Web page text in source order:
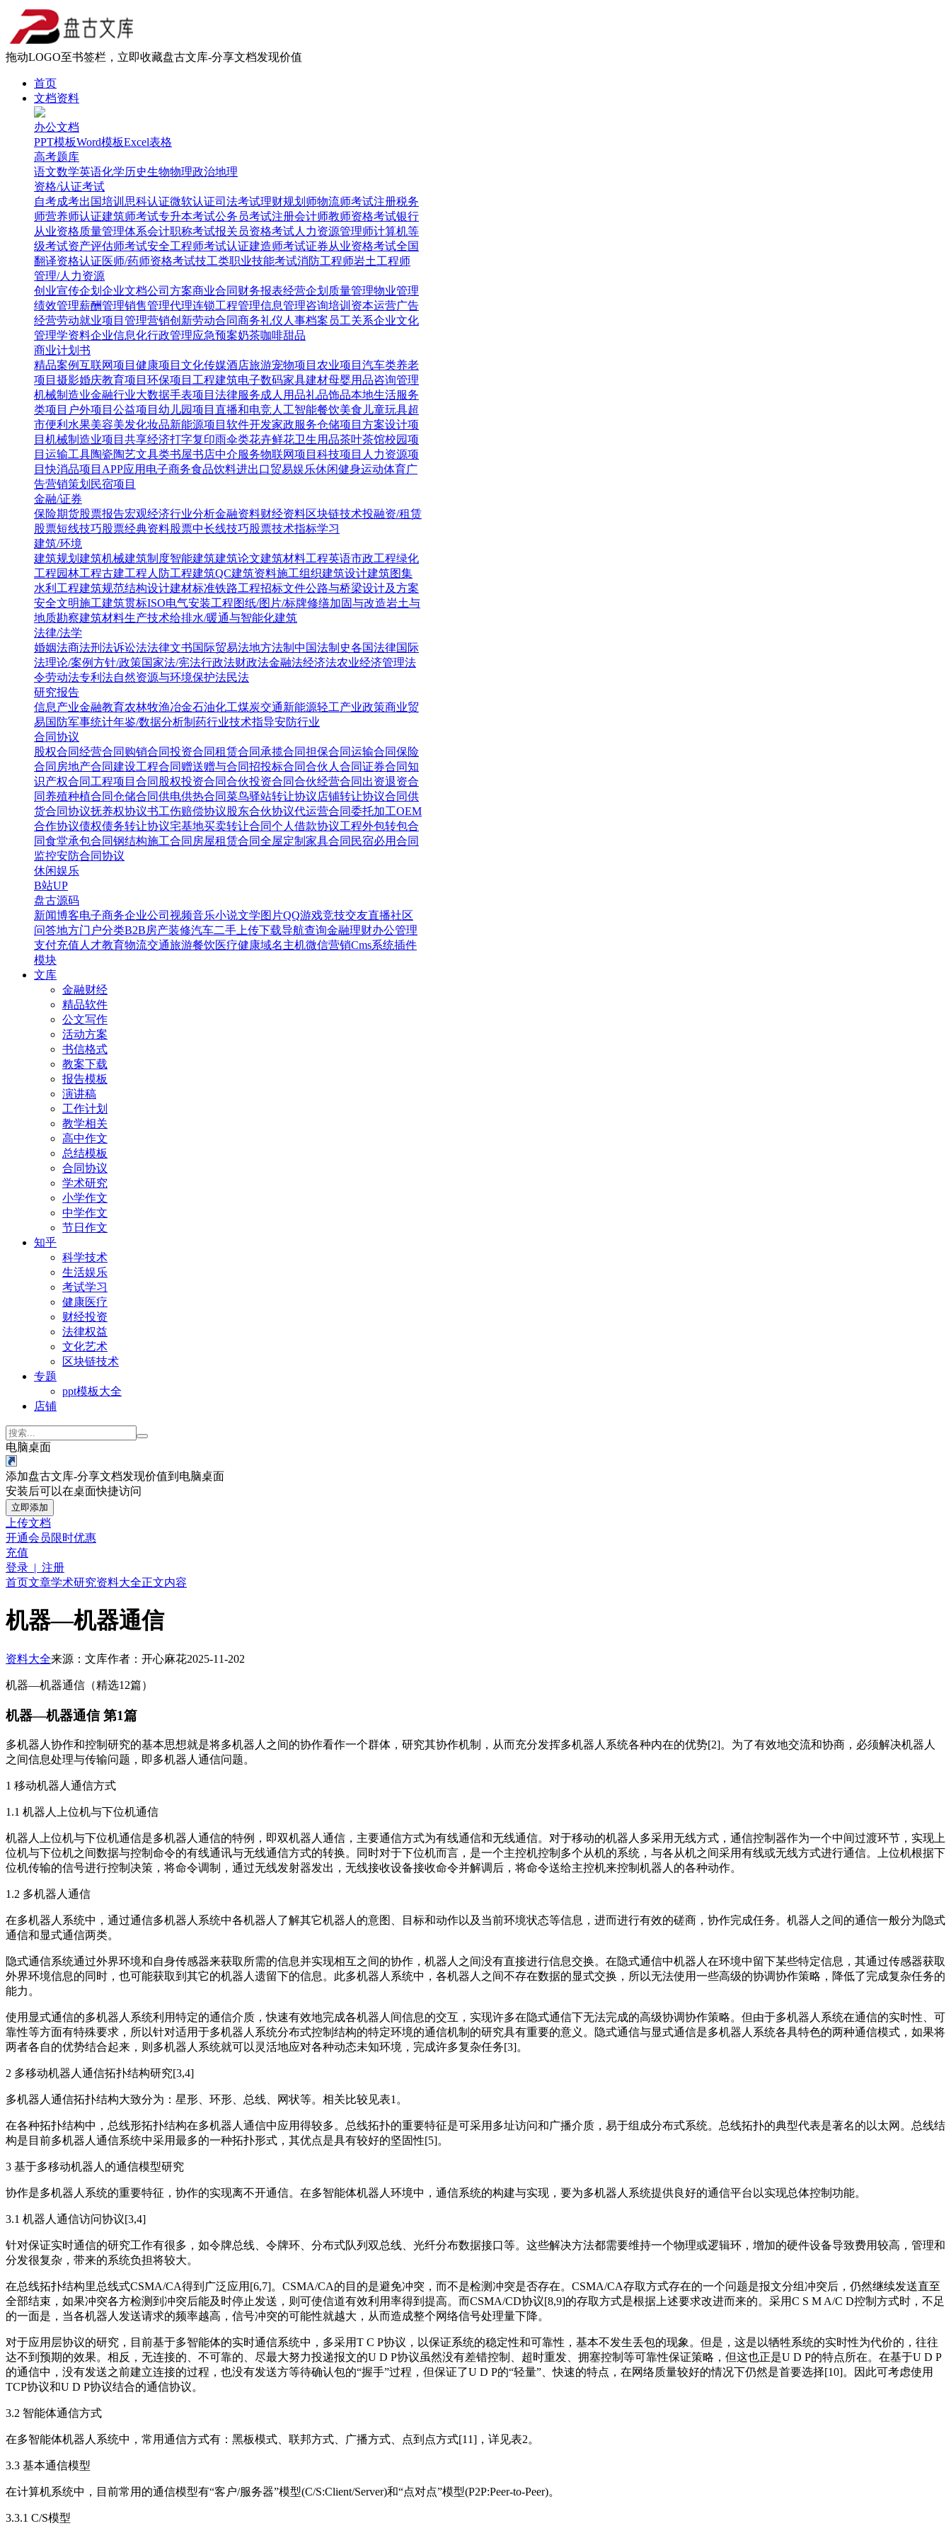
拖动LOGO至书签栏，立即收藏盘古文库-分享文档发现价值
首页
文档资料
办公文档
PPT模板Word模板Excel表格
高考题库
语文数学英语化学历史生物物理政治地理
资格/认证考试
自考成考出国培训 思科认证微软认证司法考试理财规划师物流师考试注册税务
师营养师认证建筑师考试专升本考试公务员考试注册会计师教师资格考试银行
从业资格质量管理体系会计职称考试报关员资格考试人力资源管理师计算机等
级考试资产评估师考试安全工程师考试认证建造师考试证券从业资格考试全国
翻译资格认证医师/药师资格考试技工类职业技能考试消防工程师岩土工程师
管理/人力资源
创业宣传企划 企业文档公司方案商业合同 财务报表经营企划 质量管理物业管理
绩效管理薪酬管理销售管理代理连锁工程管理信息管理咨询培训 资本运营广告
经营劳动就业项目管理营销创新劳动合同商务礼仪 人事档案 员工关系企业文化
管理学资料企业信息化行政管理应急预案奶茶咖啡甜品
商业计划书
精品案例互联网项目 健康项目 文化传媒酒店旅游宠物项目 农业项目 汽车类养老
项目 摄影婚庆教育项目 环保项目 工程建筑电子数码家具建材母婴用品咨询管理
机械制造业金融行业大数据手表项目 法律服务成人用品礼品饰品本地生活服务
类项目 户外项目 公益项目 幼儿园项目 直播和电竞人工智能餐饮美食 儿童玩具超
市便利水果美容美发化妆品新能源项目 软件开发家政服务仓储项目 方案设计项
目 机械制造业项目 共享经济打字复印雨伞类花卉鲜花卫生用品茶叶茶馆校园项
目 运输工具陶瓷陶艺文具类书屋书店中介服务物联网项目 科技项目 人力资源项
目快消品项目 APP应用 电子商务食品饮料进出口贸易娱乐休闲健身运动体育广
告营销策划 民宿项目
金融/证券
保险期货股票报告宏观经济行业分析金融资料财经资料区块链技术投融资/租赁
股票短线技巧股票经典资料股票中长线技巧股票技术指标学习
建筑/环境
建筑规划 建筑机械建筑制度智能建筑建筑论文建筑材料工程英语市政工程绿化
工程园林工程古建工程 人防工程建筑QC建筑资料施工组织建筑设计建筑图集
水利工程建筑规范结构设计建材标准铁路工程招标文件公路与桥梁设计及方案
安全文明施工建筑贯标ISO电气安装工程图纸/图片/标牌修缮加固与改造岩土与
地质勘察建筑材料生产技术给排水/暖通与智能化建筑
法律/法学
婚姻法商法刑法诉讼法法律文书国际贸易法地方法制 中国法制史各国法律国际
法理论/案例方针/政策国家法/宪法行政法财政法金融法经济法农业经济管理法
令劳动法专利法自然资源与环境保护法民法
研究报告
信息产业金融教育农林牧渔冶金石油化工煤炭交通新能源轻工产业政策商业贸
易国防军事统计年鉴/数据分析制药行业技术指导安防行业
合同协议
股权合同经营合同 购销合同投资合同租赁合同 承揽合同担保合同运输合同保险
合同 房地产合同建设工程合同 赠送赠与合同招投标合同合伙人合同证券合同知
识产权合同 工程项目合同 股权投资合同合伙投资合同合伙经营合同 出资退资合
同 养殖种植合同仓储合同供电供热合同菜鸟驿站转让协议店铺转让协议合同供
货合同协议抚养权协议书工伤赔偿协议股东合伙协议代运营合同委托加工OEM
合作协议债权债务转让协议宅基地买卖转让合同个人借款协议工程外包转包合
同食堂承包合同钢结构施工合同 房屋租赁合同全屋定制家具合同 民宿必用合同
监控安防合同协议
休闲娱乐
B站UP
盘古源码
新闻博客电子商务企业公司 视频音乐小说文学图片QQ游戏竞技交友直播社区
问答地方门户分类B2B房产装修汽车二手 上传下载导航查询金融理财办公管理
支付充值 人才教育物流交通旅游餐饮医疗健康域名主机微信营销Cms系统插件
模块
文库
金融财经
精品软件
公文写作
活动方案
书信格式
教案下载
报告模板
演讲稿
工作计划
教学相关
高中作文
总结模板
合同协议
学术研究
小学作文
中学作文
节日作文
知乎
科学技术
生活娱乐
考试学习
健康医疗
财经投资
法律权益
文化艺术
区块链技术
专题
ppt模板大全
店铺
电脑桌面
添加盘古文库-分享文档发现价值到电脑桌面
安装后可以在桌面快捷访问
立即添加
上传文档
开通会员限时优惠
充值
登录 | 注册
首页文章学术研究资料大全正文内容
机器—机器通信
资料大全来源：文库作者：开心麻花2025-11-202
机器—机器通信（精选12篇）
机器—机器通信 第1篇
多机器人协作和控制研究的基本思想就是将多机器人之间的协作看作一个群体，研究其协作机制，从而充分发挥多机器人系统各种内在的优势[2]。为了有效地交流和协商，必须解决机器人
之间信息处理与传输问题，即多机器人通信问题。
1 移动机器人通信方式
1.1 机器人上位机与下位机通信
机器人上位机与下位机通信是多机器人通信的特例，即双机器人通信，主要通信方式为有线通信和无线通信。对于移动的机器人多采用无线方式，通信控制器作为一个中间过渡环节，实现上
位机与下位机之间数据与控制命令的有线通讯与无线通信方式的转换。同时对于下位机而言，是一个主控机控制多个从机的系统，与各从机之间采用有线或无线方式进行通信。上位机根据下
位机传输的信号进行控制决策，将命令调制，通过无线发射器发出，无线接收设备接收命令并解调后，将命令送给主控机来控制机器人的各种动作。
1.2 多机器人通信
在多机器人系统中，通过通信多机器人系统中各机器人了解其它机器人的意图、目标和动作以及当前环境状态等信息，进而进行有效的磋商，协作完成任务。机器人之间的通信一般分为隐式
通信和显式通信两类。
隐式通信系统通过外界环境和自身传感器来获取所需的信息并实现相互之间的协作，机器人之间没有直接进行信息交换。在隐式通信中机器人在环境中留下某些特定信息，其通过传感器获取
外界环境信息的同时，也可能获取到其它的机器人遗留下的信息。此多机器人系统中，各机器人之间不存在数据的显式交换，所以无法使用一些高级的协调协作策略，降低了完成复杂任务的
能力。
使用显式通信的多机器人系统利用特定的通信介质，快速有效地完成各机器人间信息的交互，实现许多在隐式通信下无法完成的高级协调协作策略。但由于多机器人系统在通信的实时性、可
靠性等方面有特殊要求，所以针对适用于多机器人系统分布式控制结构的特定环境的通信机制的研究具有重要的意义。隐式通信与显式通信是多机器人系统各具特色的两种通信模式，如果将
两者各自的优势结合起来，则多机器人系统就可以灵活地应对各种动态未知环境，完成许多复杂任务[3]。
2 多移动机器人通信拓扑结构研究[3,4]
多机器人通信拓扑结构大致分为：星形、环形、总线、网状等。相关比较见表1。
在各种拓扑结构中，总线形拓扑结构在多机器人通信中应用得较多。总线拓扑的重要特征是可采用多址访问和广播介质，易于组成分布式系统。总线拓扑的典型代表是著名的以太网。总线结
构是目前多机器人通信系统中采用最多的一种拓扑形式，其优点是具有较好的坚固性[5]。
3 基于多移动机器人的通信模型研究
协作是多机器人系统的重要特征，协作的实现离不开通信。在多智能体机器人环境中，通信系统的构建与实现，要为多机器人系统提供良好的通信平台以实现总体控制功能。
3.1 机器人通信访问协议[3,4]
针对保证实时通信的研究工作有很多，如令牌总线、令牌环、分布式队列双总线、光纤分布数据接口等。这些解决方法都需要维持一个物理或逻辑环，增加的硬件设备导致费用较高，管理和
分发很复杂，带来的系统负担将较大。
在总线拓扑结构里总线式CSMA/CA得到广泛应用[6,7]。CSMA/CA的目的是避免冲突，而不是检测冲突是否存在。CSMA/CA存取方式存在的一个问题是报文分组冲突后，仍然继续发送直至
全部结束，如果冲突各方检测到冲突后能及时停止发送，则可使信道有效利用率得到提高。而CSMA/CD协议[8,9]的存取方式是根据上述要求改进而来的。采用C S M A/C D控制方式时，不足
的一面是，当各机器人发送请求的频率越高，信号冲突的可能性就越大，从而造成整个网络信号处理量下降。
对于应用层协议的研究，目前基于多智能体的实时通信系统中，多采用T C P协议，以保证系统的稳定性和可靠性，基本不发生丢包的现象。但是，这是以牺牲系统的实时性为代价的，往往
达不到预期的效果。相反，无连接的、不可靠的、尽最大努力投递报文的U D P协议虽然没有差错控制、超时重发、拥塞控制等可靠性保证策略，但这也正是U D P的特点所在。在基于U D P
的通信中，没有发送之前建立连接的过程，也没有发送方等待确认包的“握手”过程，但保证了U D P的“轻量”、快速的特点，在网络质量较好的情况下仍然是首要选择[10]。因此可考虑使用
TCP协议和U D P协议结合的通信协议。
3.2 智能体通信方式
在多智能体机器人系统中，常用通信方式有：黑板模式、联邦方式、广播方式、点到点方式[11]，详见表2。
3.3 基本通信模型
在计算机系统中，目前常用的通信模型有“客户/服务器”模型(C/S:Client/Server)和“点对点”模型(P2P:Peer-to-Peer)。
3.3.1 C/S模型